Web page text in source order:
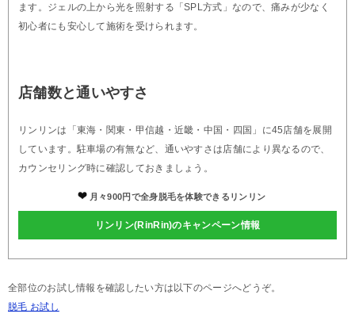
ます。ジェルの上から光を照射する「SPL方式」なので、痛みが少なく
初心者にも安心して施術を受けられます。
店舗数と通いやすさ
リンリンは「東海・関東・甲信越・近畿・中国・四国」に45店舗を展開
しています。駐車場の有無など、通いやすさは店舗により異なるので、
カウンセリング時に確認しておきましょう。
月々900円で全身脱毛を体験できるリンリン
リンリン(RinRin)のキャンペーン情報
全部位のお試し情報を確認したい方は以下のページへどうぞ。
脱毛 お試し